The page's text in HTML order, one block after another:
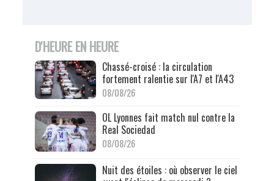
D'HEURE EN HEURE
Chassé-croisé : la circulation
fortement ralentie sur l'A7 et l'A43
08/08/26
OL Lyonnes fait match nul contre la
Real Sociedad
08/08/26
Nuit des étoiles : où observer le ciel